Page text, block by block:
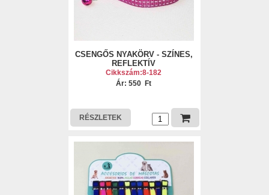
CSENGŐS NYAKÖRV - SZÍNES,
REFLEKTÍV
Cikkszám:8-182
Ár: 550 Ft
RÉSZLETEK